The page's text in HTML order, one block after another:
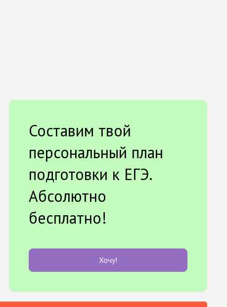
Составим твой
персональный план
подготовки к ЕГЭ.
Абсолютно
бесплатно!
Хочу!